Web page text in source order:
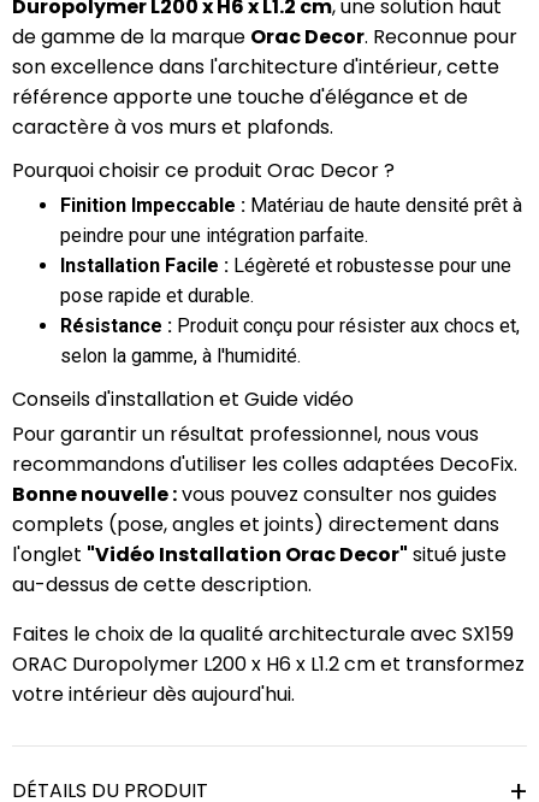
Duropolymer L200 x H6 x L1.2 cm, une solution haut
de gamme de la marque Orac Decor. Reconnue pour
son excellence dans l'architecture d'intérieur, cette
référence apporte une touche d'élégance et de
caractère à vos murs et plafonds.
Pourquoi choisir ce produit Orac Decor ?
Finition Impeccable : Matériau de haute densité prêt à
peindre pour une intégration parfaite.
Installation Facile : Légèreté et robustesse pour une
pose rapide et durable.
Résistance : Produit conçu pour résister aux chocs et,
selon la gamme, à l'humidité.
Conseils d'installation et Guide vidéo
Pour garantir un résultat professionnel, nous vous
recommandons d'utiliser les colles adaptées DecoFix.
Bonne nouvelle :vous pouvez consulter nos guides
complets (pose, angles et joints) directement dans
l'onglet "Vidéo Installation Orac Decor" situé juste
au-dessus de cette description.
Faites le choix de la qualité architecturale avec SX159
ORAC Duropolymer L200 x H6 x L1.2 cm et transformez
votre intérieur dès aujourd'hui.
DÉTAILS DU PRODUIT